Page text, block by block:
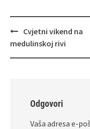
Navigacija
objava
Cvjetni vikend na
medulinskoj rivi
Odgovori
Vaša adresa e-